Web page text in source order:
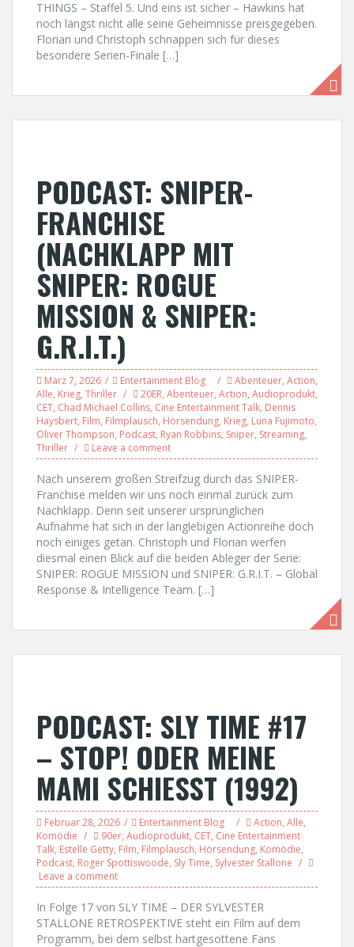
THINGS – Staffel 5. Und eins ist sicher – Hawkins hat
noch längst nicht alle seine Geheimnisse preisgegeben.
Florian und Christoph schnappen sich für dieses
besondere Serien-Finale […]
PODCAST: SNIPER-
FRANCHISE
(NACHKLAPP MIT
SNIPER: ROGUE
MISSION & SNIPER:
G.R.I.T.)
März 7, 2026 Entertainment Blog Abenteuer, Action,
Alle, Krieg, Thriller 20ER, Abenteuer, Action, Audioprodukt,
CET, Chad Michael Collins, Cine Entertainment Talk, Dennis
Haysbert, Film, Filmplausch, Hörsendung, Krieg, Luna Fujimoto,
Oliver Thompson, Podcast, Ryan Robbins, Sniper, Streaming,
Thriller
Leave a comment
Nach unserem großen Streifzug durch das SNIPER-
Franchise melden wir uns noch einmal zurück zum
Nachklapp. Denn seit unserer ursprünglichen
Aufnahme hat sich in der langlebigen Actionreihe doch
noch einiges getan. Christoph und Florian werfen
diesmal einen Blick auf die beiden Ableger der Serie:
SNIPER: ROGUE MISSION und SNIPER: G.R.I.T. – Global
Response & Intelligence Team. […]
PODCAST: SLY TIME #17
– STOP! ODER MEINE
MAMI SCHIESST (1992)
Februar 28, 2026 Entertainment Blog Action, Alle,
Komödie
90er, Audioprodukt, CET, Cine Entertainment
Talk, Estelle Getty, Film, Filmplausch, Hörsendung, Komödie,
Podcast, Roger Spottiswoode, Sly Time, Sylvester Stallone
Leave a comment
In Folge 17 von SLY TIME – DER SYLVESTER
STALLONE RETROSPEKTIVE steht ein Film auf dem
Programm, bei dem selbst hartgesottene Fans